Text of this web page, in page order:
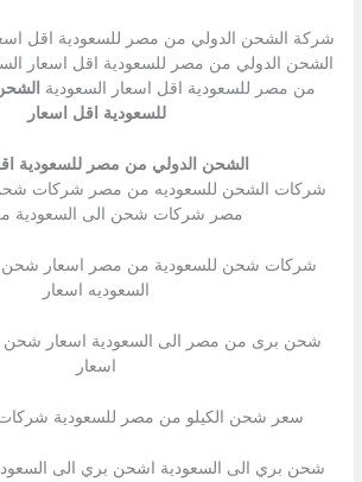
شركة الشحن الدولي من مصر للسعودية اقل
الشحن الدولي من مصر للسعودية اقل اسعار
من مصر للسعودية اقل اسعار السعودية
للسعودية اقل اسعار
الشحن الدولي من مصر للسعودية
شركات الشحن للسعوديه من مصر شركات
مصر شركات شحن الى السعودية
شركات شحن للسعودية من مصر اسعار
السعوديه اسعار
شحن برى من مصر الى السعودية اسعار شحن
اسعار
سعر شحن الكيلو من مصر للسعودية
شحن بري الى السعودية اشحن بري الى